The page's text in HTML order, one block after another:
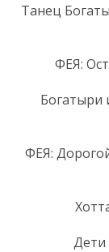
Танец
ФЕЯ:
Богатыри
ФЕЯ:
Дети